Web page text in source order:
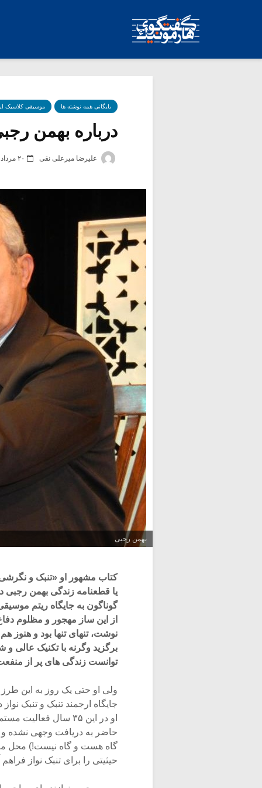
بایگانی همه نوشته ها موسیقی کلاسیک
درباره بهمن
علیرضا میرعلی نقی ۲۰ مرداد ۱۳۹۹
بهمن رجبی
کتاب مشهور او «تنبک و
یا قطعنامه زندگی بهمن رجبی
گوناگون به جایگاه ریتم
از این ساز مهجور و مظلوم
نوشت، تنهای تنها بود و هنوز
برگزید وگرنه با تکنیک
توانست زندگی های پر از
ولی او حتی یک روز به این طرز
جایگاه ارجمند تنبک و تنبک
او در این ۳۵ سال
حاضر به دریافت وجهی نشده و
گاه هست و گاه نیست!) محل
حیثیتی را برای تنبک نواز